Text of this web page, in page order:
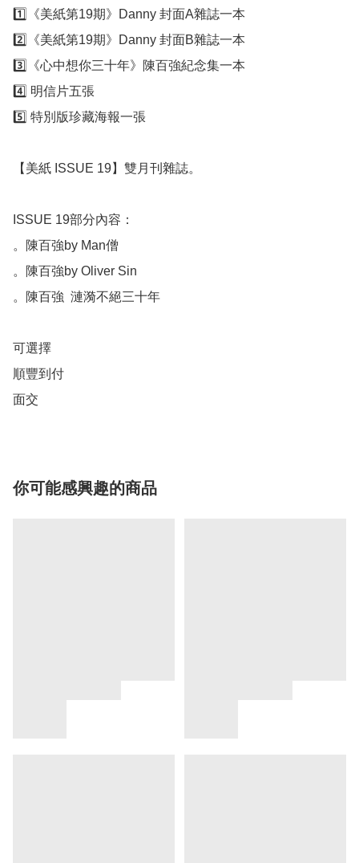
1️⃣《美紙第19期》Danny 封面A雜誌一本
2️⃣《美紙第19期》Danny 封面B雜誌一本
3️⃣《心中想你三十年》陳百強紀念集一本
4️⃣ 明信片五張
5️⃣ 特別版珍藏海報一張
【美紙 ISSUE 19】雙月刊雜誌。
ISSUE 19部分內容：
。陳百強by Man僧
。陳百強by Oliver Sin
。陳百強  漣漪不絕三十年
可選擇
順豐到付
面交
你可能感興趣的商品